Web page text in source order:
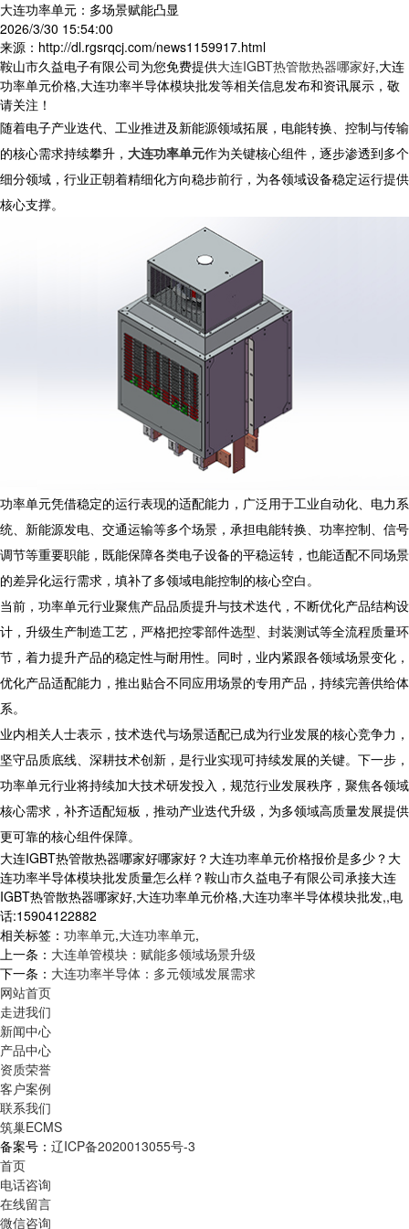
大连功率单元：多场景赋能凸显
2026/3/30 15:54:00
来源：http://dl.rgsrqcj.com/news1159917.html
鞍山市久益电子有限公司为您免费提供大连IGBT热管散热器哪家好,大连
功率单元价格,大连功率半导体模块批发等相关信息发布和资讯展示，敬
请关注！
随着电子产业迭代、工业推进及新能源领域拓展，电能转换、控制与传输
的核心需求持续攀升， 大连功率单元作为关键核心组件，逐步渗透到多个
细分领域，行业正朝着精细化方向稳步前行，为各领域设备稳定运行提供
核心支撑。
功率单元凭借稳定的运行表现的适配能力，广泛用于工业自动化、电力系
统、新能源发电、交通运输等多个场景，承担电能转换、功率控制、信号
调节等重要职能，既能保障各类电子设备的平稳运转，也能适配不同场景
的差异化运行需求，填补了多领域电能控制的核心空白。
当前，功率单元行业聚焦产品品质提升与技术迭代，不断优化产品结构设
计，升级生产制造工艺，严格把控零部件选型、封装测试等全流程质量环
节，着力提升产品的稳定性与耐用性。同时，业内紧跟各领域场景变化，
优化产品适配能力，推出贴合不同应用场景的专用产品，持续完善供给体
系。
业内相关人士表示，技术迭代与场景适配已成为行业发展的核心竞争力，
坚守品质底线、深耕技术创新，是行业实现可持续发展的关键。下一步，
功率单元行业将持续加大技术研发投入，规范行业发展秩序，聚焦各领域
核心需求，补齐适配短板，推动产业迭代升级，为多领域高质量发展提供
更可靠的核心组件保障。
大连IGBT热管散热器哪家好哪家好？大连功率单元价格报价是多少？大
连功率半导体模块批发质量怎么样？鞍山市久益电子有限公司承接大连
IGBT热管散热器哪家好,大连功率单元价格,大连功率半导体模块批发,,电
话:15904122882
相关标签： 功率单元,大连功率单元,
上一条： 大连单管模块：赋能多领域场景升级
下一条： 大连功率半导体：多元领域发展需求
网站首页
走进我们
新闻中心
产品中心
资质荣誉
客户案例
联系我们
筑巢ECMS
备案号： 辽ICP备2020013055号-3
首页
电话咨询
在线留言
微信咨询